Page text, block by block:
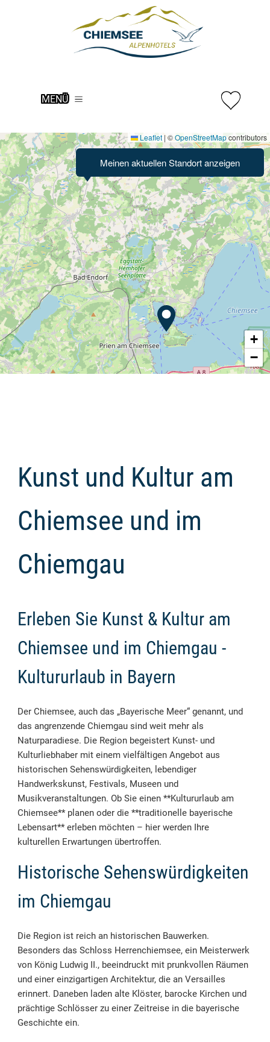
MENÜ
Leaflet | ©OpenStreetMapcontributors
Meinen aktuellen Standortanzeigen
+
−
Kunst und Kultur am
Chiemsee und im
Chiemgau
Erleben Sie Kunst & Kultur am
Chiemsee und im Chiemgau -
Kultururlaub in Bayern
Der Chiemsee, auch das „Bayerische Meer“ genannt, und
das angrenzende Chiemgau sind weit mehr als
Naturparadiese. Die Region begeistert Kunst- und
Kulturliebhaber mit einem vielfältigen Angebot aus
historischen Sehenswürdigkeiten, lebendiger
Handwerkskunst, Festivals, Museen und
Musikveranstaltungen. Ob Sie einen **Kultururlaub am
Chiemsee** planen oder die **traditionelle bayerische
Lebensart** erleben möchten – hier werden Ihre
kulturellen Erwartungen übertroffen.
Historische Sehenswürdigkeiten
im Chiemgau
Die Region ist reich an historischen Bauwerken.
Besonders das Schloss Herrenchiemsee, ein Meisterwerk
von König Ludwig II., beeindruckt mit prunkvollen Räumen
und einer einzigartigen Architektur, die an Versailles
erinnert. Daneben laden alte Klöster, barocke Kirchen und
prächtige Schlösser zu einer Zeitreise in die bayerische
Geschichte ein.